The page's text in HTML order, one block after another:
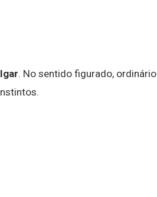
. No sentido figurado, ordinário